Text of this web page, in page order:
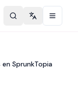
Change
SprunkTopia